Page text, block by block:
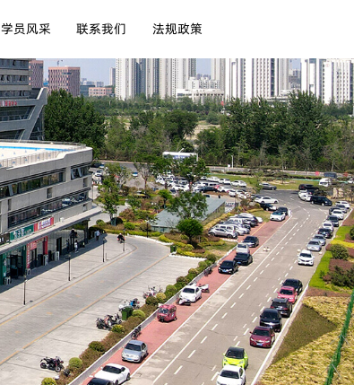
学员风采 联系我们 法规政策